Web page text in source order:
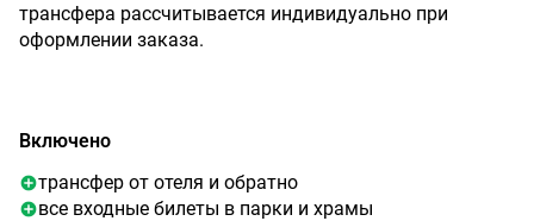
трансфера рассчитывается индивидуально при
оформлении заказа.
Включено
трансфер от отеля и обратно
все входные билеты в парки и храмы